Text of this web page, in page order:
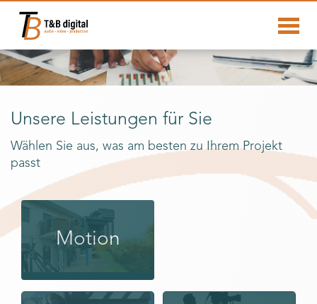
Unsere Leistungen für Sie
Wählen Sie aus, was am besten zu Ihrem Projekt
passt
Motion